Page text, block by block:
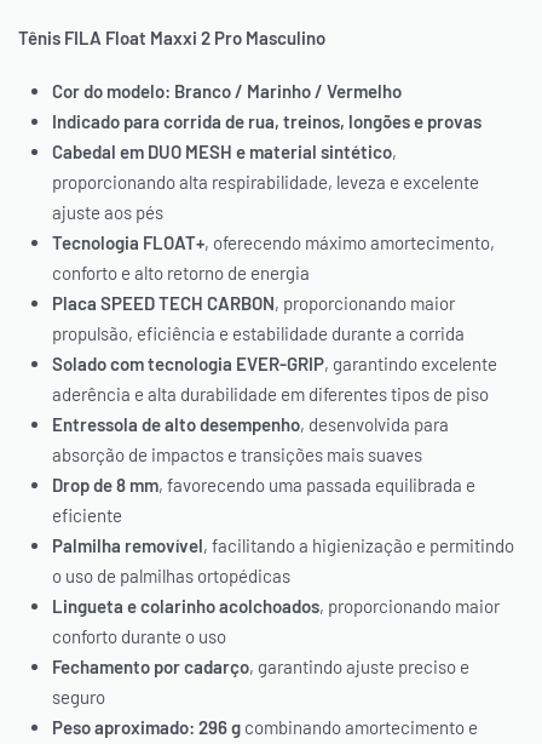
Tênis FILA Float Maxxi 2 Pro Masculino
Cor do modelo: Branco / Marinho / Vermelho
Indicado para corrida de rua, treinos, longões e provas
Cabedal em DUO MESH e material sintético,
proporcionando alta respirabilidade, leveza e excelente
ajuste aos pés
Tecnologia FLOAT+, oferecendo máximo amortecimento,
conforto e alto retorno de energia
Placa SPEED TECH CARBON, proporcionando maior
propulsão, eficiência e estabilidade durante a corrida
Solado com tecnologia EVER-GRIP, garantindo excelente
aderência e alta durabilidade em diferentes tipos de piso
Entressola de alto desempenho, desenvolvida para
absorção de impactos e transições mais suaves
Drop de 8 mm, favorecendo uma passada equilibrada e
eficiente
Palmilha removível, facilitando a higienização e permitindo
o uso de palmilhas ortopédicas
Lingueta e colarinho acolchoados, proporcionando maior
conforto durante o uso
Fechamento por cadarço, garantindo ajuste preciso e
seguro
Peso aproximado: 296 g combinando amortecimento e